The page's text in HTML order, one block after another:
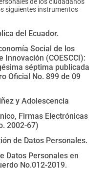
siguientes instrumentos
del Ecuador.
Social de los
(COESCCI):
séptima publicada
Oficial No. 899 de 09
y Adolescencia
Firmas Electrónicas
2002-67)
de Datos Personales.
Datos Personales en
No.012-2019.